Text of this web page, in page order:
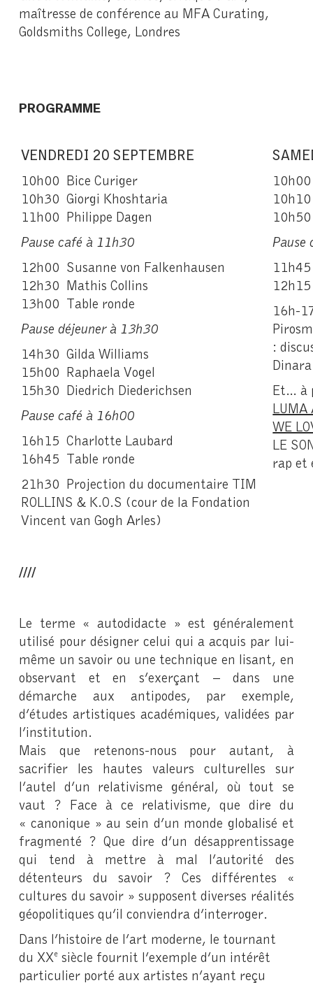
maîtresse de conférence au MFA Curating,
Goldsmiths College, Londres
PROGRAMME
VENDREDI 20 SEPTEMBRE
10h00 Bice Curiger
10h30 Giorgi Khoshtaria
11h00 Philippe Dagen
Pause café à 11h30
12h00 Susanne von Falkenhausen
12h30 Mathis Collins
13h00 Table ronde
Pause déjeuner à 13h30
14h30 Gilda Williams
15h00 Raphaela Vogel
15h30 Diedrich Diederichsen
Pause café à 16h00
16h15 Charlotte Laubard
16h45 Table ronde
21h30 Projection du documentaire TIM
ROLLINS & K.O.S (cour de la Fondation
Vincent van Gogh Arles)
Pause
16h-
:
Et… à
LUMA
WE
LE
rap et
////
Le terme « autodidacte » est généralement
utilisé pour désigner celui qui a acquis par lui-
même un savoir ou une technique en lisant, en
observant et en s’exerçant – dans une
démarche aux antipodes, par exemple,
d’études artistiques académiques, validées par
l’institution.
Mais que retenons-nous pour autant, à
sacrifier les hautes valeurs culturelles sur
l’autel d’un relativisme général, où tout se
vaut ? Face à ce relativisme, que dire du
« canonique » au sein d’un monde globalisé et
fragmenté ? Que dire d’un désapprentissage
qui tend à mettre à mal l’autorité des
détenteurs du savoir ? Ces différentes «
cultures du savoir » supposent diverses réalités
géopolitiques qu’il conviendra d’interroger.
Dans l’histoire de l’art moderne, le tournant
du XXe siècle fournit l’exemple d’un intérêt
particulier porté aux artistes n’ayant reçu